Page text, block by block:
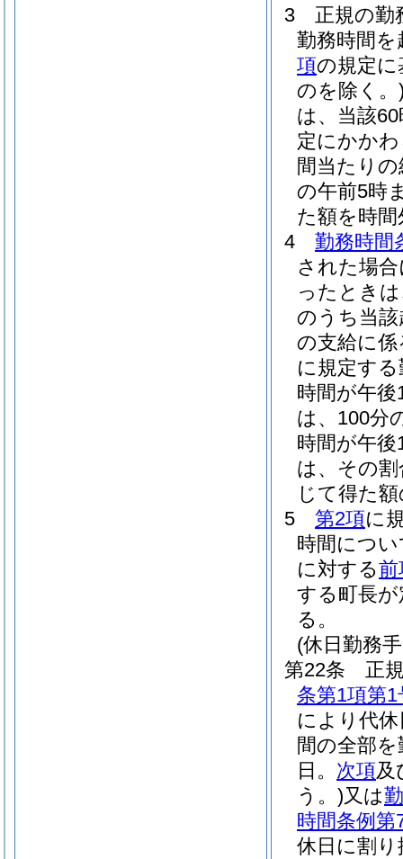
3
正規の勤
勤務時間
項の規定
のを除く。
は、当該
定にかか
間当たり
の午前5時
た額を時
4
勤務時間
された場
ったとき
のうち当
の支給に
に規定す
時間が午
は、100分
時間が午
は、その
じて得た
5
第2項に
時間につ
に対する前
する町長
る。
(休日勤務
第22条
正
条第1項第1
により代
間の全部
日。 次項及
う。)又は
時間条例第
休日に割